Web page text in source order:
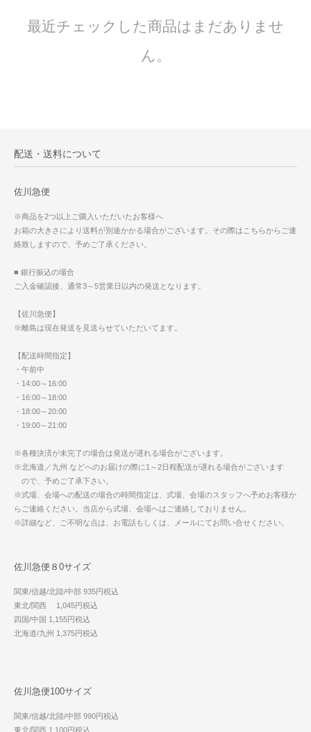
最近チェックした商品はまだありませ
ん。
配送・送料について
佐川急便
※商品を2つ以上ご購入いただいたお客様へ
お箱の大きさにより送料が別途かかる場合がございます。その際はこちらからご連
絡致しますので、予めご了承ください。
■ 銀行振込の場合
ご入金確認後、通常3～5営業日以内の発送となります。
【佐川急便】
※離島は現在発送を見送らせていただいてます。
【配送時間指定】
・午前中
・14:00～16:00
・16:00～18:00
・18:00～20:00
・19:00～21:00
※各種決済が未完了の場合は発送が遅れる場合がございます。
※北海道／九州 などへのお届けの際に1～2日程配送が遅れる場合がございます
ので、予めご了承下さい。
※式場、会場への配送の場合の時間指定は、式場、会場のスタッフへ予めお客様か
らご連絡ください。当店から式場、会場へはご連絡しておりません。
※詳細など、ご不明な点は、お電話もしくは、メールにてお問い合せください。
佐川急便８0サイズ
関東/信越/北陸/中部 935円税込
東北/関西 1,045円税込
四国/中国 1,155円税込
北海道/九州 1,375円税込
佐川急便100サイズ
関東/信越/北陸/中部 990円税込
東北/関西 1,100円税込